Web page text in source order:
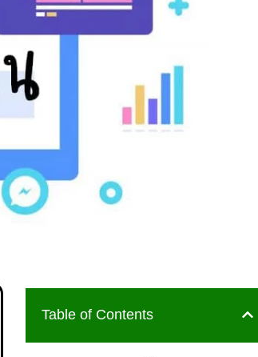
Table of Contents